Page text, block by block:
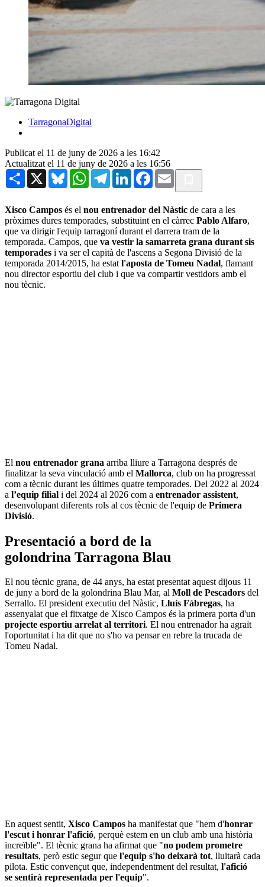
TarragonaDigital
Publicat el 11 de juny de 2026 a les 16:42
Actualitzat el 11 de juny de 2026 a les 16:56
Share X BlueskyWhatsAppTelegramLinkedInFacebook
Email
Xisco Campos és el nou entrenador del Nàstic de cara a les
pròximes dures temporades, substituint en el càrrec Pablo Alfaro,
que va dirigir l'equip tarragoní durant el darrera tram de la
temporada. Campos, que va vestir la samarreta grana durant sis
temporades i va ser el capità de l'ascens a Segona Divisió de la
temporada 2014/2015, ha estat l'aposta de Tomeu Nadal, flamant
nou director esportiu del club i que va compartir vestidors amb el
nou tècnic.
El nou entrenador grana arriba lliure a Tarragona després de
finalitzar la seva vinculació amb el Mallorca, club on ha progressat
com a tècnic durant les últimes quatre temporades. Del 2022 al 2024
a l’equip filial i del 2024 al 2026 com a entrenador assistent,
desenvolupant diferents rols al cos tècnic de l'equip de Primera
Divisió.
Presentació a bord de la
golondrina Tarragona Blau
El nou tècnic grana, de 44 anys, ha estat presentat aquest dijous 11
de juny a bord de la golondrina Blau Mar, al Moll de Pescadors del
Serrallo. El president executiu del Nàstic, Lluís Fàbregas, ha
assenyalat que el fitxatge de Xisco Campos és la primera porta d'un
projecte esportiu arrelat al territori. El nou entrenador ha agraït
l'oportunitat i ha dit que no s'ho va pensar en rebre la trucada de
Tomeu Nadal.
En aquest sentit, Xisco Campos ha manifestat que "hem d'honrar
l'escut i honrar l'afició, perquè estem en un club amb una història
increïble". El tècnic grana ha afirmat que "no podem prometre
resultats, però estic segur que l'equip s'ho deixarà tot, lluitarà cada
pilota. Estic convençut que, independentment del resultat, l'afició
se sentirà representada per l'equip".